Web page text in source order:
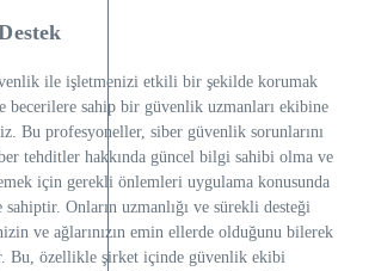
ile işletmenizi etkili bir şekilde korumak
sahip bir güvenlik uzmanları ekibine
Bu profesyoneller, siber güvenlik sorunlarını
tehditler hakkında güncel bilgi sahibi olma ve
için gerekli önlemleri uygulama konusunda
sahiptir. Onların uzmanlığı ve sürekli desteği
ve ağlarınızın emin ellerde olduğunu bilerek
Bu, özellikle şirket içinde güvenlik ekibi